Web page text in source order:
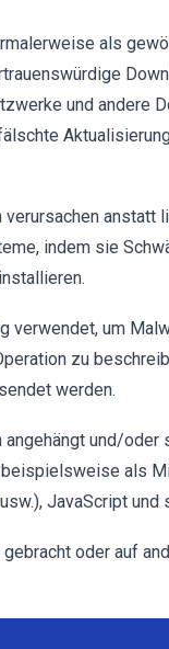
als
und andere
indem sie
verwendet, um
zu
werden.
und/oder
als
JavaScript und
oder auf